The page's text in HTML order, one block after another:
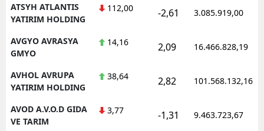
ATSYH ATLANTIS
YATIRIM HOLDING
112,00 -2,61 3.085.919,00
AVGYO AVRASYA
GMYO
14,16 2,09 16.466.828,19
AVHOL AVRUPA
YATIRIM HOLDING
38,64 2,82 101.568.132,16
AVOD A.V.O.D GIDA
VE TARIM
3,77 -1,31 9.463.723,67